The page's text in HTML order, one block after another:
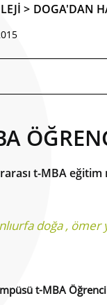
> DOGA'DAN
t-MBA
doğa, ömer
t-MBA